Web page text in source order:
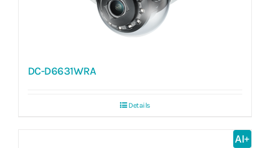
DC-D6631WRA
Details
AI+